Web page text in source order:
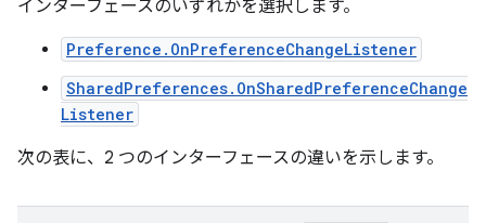
インターフェースのいずれかを選択します。
Preference.OnPreferenceChangeListener
SharedPreferences.OnSharedPreferenceChange
Listener
次の表に、2 つのインターフェースの違いを示します。